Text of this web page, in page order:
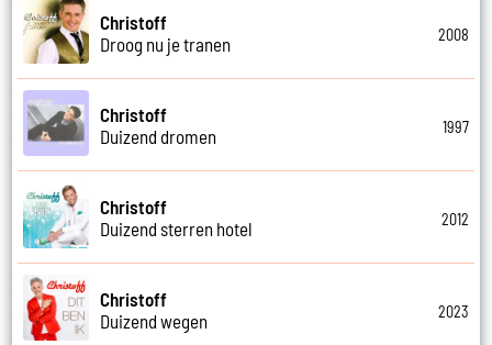
Christoff
Droog nu je tranen
2008
Christoff
Duizend dromen
1997
Christoff
Duizend sterren hotel
2012
Christoff
Duizend wegen
2023